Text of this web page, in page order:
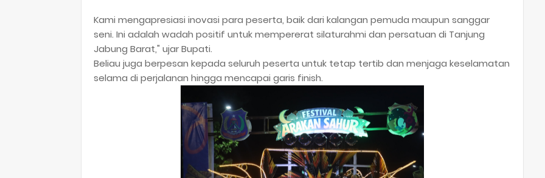
Kami mengapresiasi inovasi para peserta, baik dari kalangan pemuda maupun sanggar
seni. Ini adalah wadah positif untuk mempererat silaturahmi dan persatuan di Tanjung
Jabung Barat," ujar Bupati.
​Beliau juga berpesan kepada seluruh peserta untuk tetap tertib dan menjaga keselamatan
selama di perjalanan hingga mencapai garis finish.